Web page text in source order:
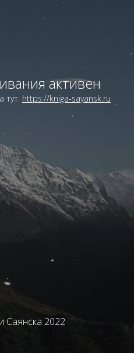
активен
тут: https://kniga-sayansk.ru
Саянска 2022